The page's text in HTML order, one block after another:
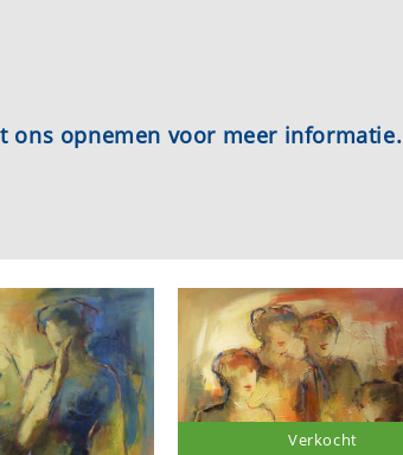
ons opnemen voor meer informatie.
Verkocht